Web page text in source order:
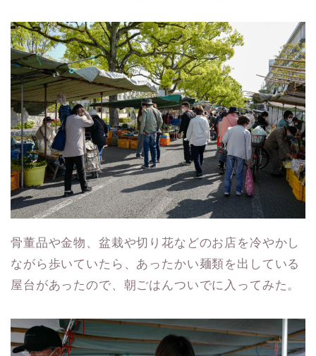
骨董品や金物、盆栽や切り花などのお店を冷やかし
ながら歩いていたら、あったかい麺類を出している
屋台があったので、朝ごはんついでに入ってみた。